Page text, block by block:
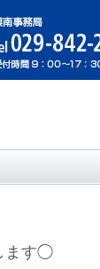
ます◯